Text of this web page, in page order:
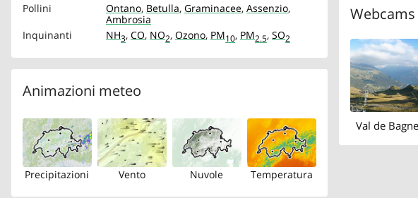
Pollini
Ontano, Betulla, Graminacee, Assenzio,
Ambrosia
Inquinanti
NH3, CO, NO2, Ozono, PM10, PM2.5, SO2
Animazioni meteo
Precipitazioni Vento Nuvole Temperatura
Webcams